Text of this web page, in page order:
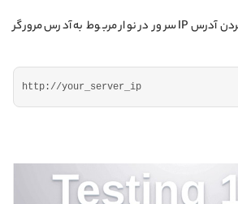
وب‌سرور آپاچی را با واردکردن آدرس IP سرور در نوار مربوط به آدرس مرورگر
http: //your_server_ip